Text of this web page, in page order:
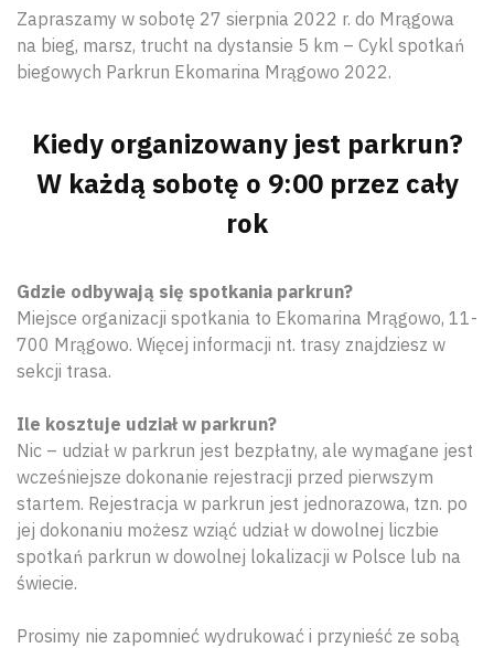
Zapraszamy w sobotę 27 sierpnia 2022 r. do Mrągowa
na bieg, marsz, trucht na dystansie 5 km – Cykl spotkań
biegowych Parkrun Ekomarina Mrągowo 2022.
Kiedy organizowany jest parkrun?
W każdą sobotę o 9:00 przez cały
rok
Gdzie odbywają się spotkania parkrun?
Miejsce organizacji spotkania to Ekomarina Mrągowo, 11-
700 Mrągowo. Więcej informacji nt. trasy znajdziesz w
sekcji trasa.
Ile kosztuje udział w parkrun?
Nic – udział w parkrun jest bezpłatny, ale wymagane jest
wcześniejsze dokonanie rejestracji przed pierwszym
startem. Rejestracja w parkrun jest jednorazowa, tzn. po
jej dokonaniu możesz wziąć udział w dowolnej liczbie
spotkań parkrun w dowolnej lokalizacji w Polsce lub na
świecie.
Prosimy nie zapomnieć wydrukować i przynieść ze sobą